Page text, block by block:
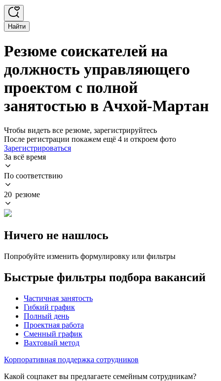
Найти
Резюме соискателей на
должность управляющего
проектом с полной
занятостью в Ачхой-Мартан
Чтобы видеть все резюме, зарегистрируйтесь
После регистрации покажем ещё 4 и откроем фото
Зарегистрироваться
За всё время
По соответствию
20 резюме
Ничего не нашлось
Попробуйте изменить формулировку или фильтры
Быстрые фильтры подбора вакансий
Частичная занятость
Гибкий график
Полный день
Проектная работа
Сменный график
Вахтовый метод
Корпоративная поддержка сотрудников
Какой соцпакет вы предлагаете семейным сотрудникам?